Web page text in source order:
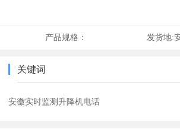
产品规格： 发货地:
关键词
安徽实时监测升降机电话